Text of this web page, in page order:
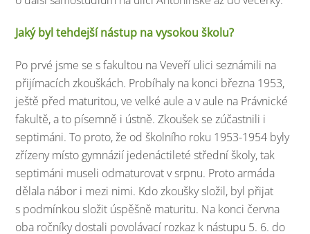
Jaký byl tehdejší nástup na vysokou školu?
Po prvé jsme se s fakultou na Veveří ulici seznámili na
přijímacích zkouškách. Probíhaly na konci března 1953,
ještě před maturitou, ve velké aule a v aule na Právnické
fakultě, a to písemně i ústně. Zkoušek se zúčastnili i
septimáni. To proto, že od školního roku 1953-1954 byly
zřízeny místo gymnázií jedenáctileté střední školy, tak
septimáni museli odmaturovat v srpnu. Proto armáda
dělala nábor i mezi nimi. Kdo zkoušky složil, byl přijat
s podmínkou složit úspěšně maturitu. Na konci června
oba ročníky dostali povolávací rozkaz k nástupu 5. 6. do